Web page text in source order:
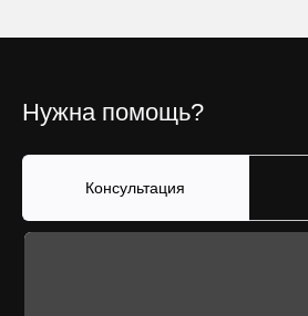
Нужна помощь?
Консультация